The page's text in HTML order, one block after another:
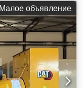
грузового отсека:
Объем бака для
информации
и аксессуары =
управления -
Малое объявление